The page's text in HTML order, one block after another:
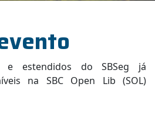
e estendidos do SBSeg já
na SBC Open Lib (SOL)